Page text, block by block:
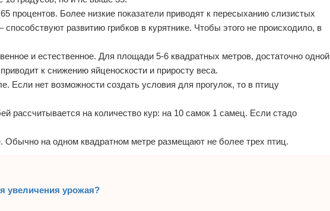
процентов. Более низкие показатели приводят к пересыханию слизистых
развитию грибков в курятнике. Чтобы этого не происходило, в
и естественное. Для площади 5-6 квадратных метров, достаточно одной
к снижению яйценоскости и приросту веса.
Если нет возможности создать условия для прогулок, то в птицу
рассчитывается на количество кур: на 10 самок 1 самец. Если стадо
на одном квадратном метре размещают не более трех птиц.
увеличения урожая?